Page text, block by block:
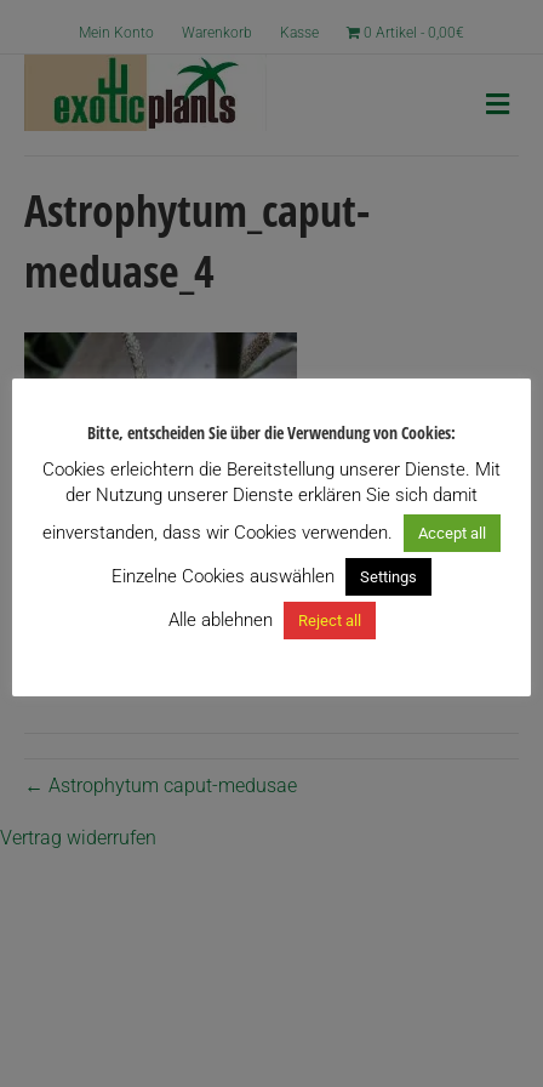
Mein Konto Warenkorb Kasse 0 Artikel 0,00€
N
a
Astrophytum_caput-
meduase_4
← Astrophytum caput-medusae
Vertrag widerrufen
Bitte, entscheiden Sie über die Verwendung von Cookies:
Cookies erleichtern die Bereitstellung unserer Dienste. Mit
der Nutzung unserer Dienste erklären Sie sich damit
einverstanden, dass wir Cookies verwenden.
Accept all
Einzelne Cookies auswählen Settings
Alle ablehnen Reject all